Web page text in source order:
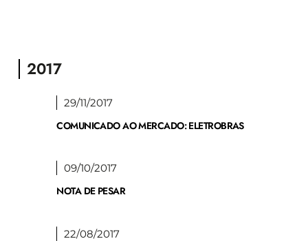
2017
29/11/2017
COMUNICADO AO MERCADO: ELETROBRAS
09/10/2017
NOTA DE PESAR
22/08/2017